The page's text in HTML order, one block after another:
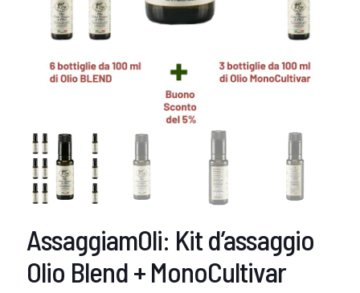
AssaggiamOli: Kit d’assaggio
Olio Blend + MonoCultivar